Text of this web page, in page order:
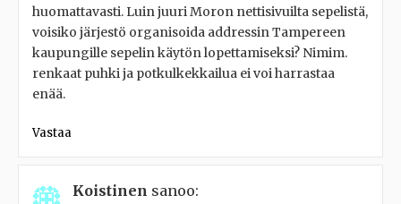
huomattavasti. Luin juuri Moron nettisivuilta sepelistä,
voisiko järjestö organisoida addressin Tampereen
kaupungille sepelin käytön lopettamiseksi? Nimim.
renkaat puhki ja potkulkekkailua ei voi harrastaa
enää.
Vastaa
Koistinen sanoo: